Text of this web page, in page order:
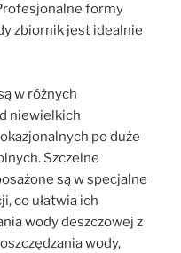
formy
zbiornik jest idealnie
w różnych
niewielkich
po duże
Szczelne
są w specjalne
co ułatwia ich
wody deszczowej z
wody,